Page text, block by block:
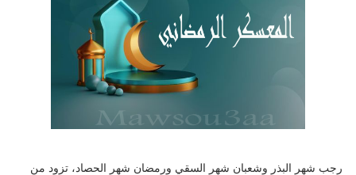
رجب شهر البذر وشعبان شهر السقي ورمضان شهر الحصاد، تزود من